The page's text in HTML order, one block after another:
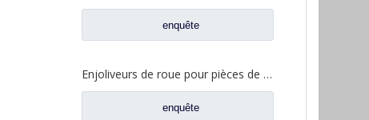
enquête
Enjoliveurs de roue pour pièces de rechange de camion Sinotruk Howo WG9981340001
enquête